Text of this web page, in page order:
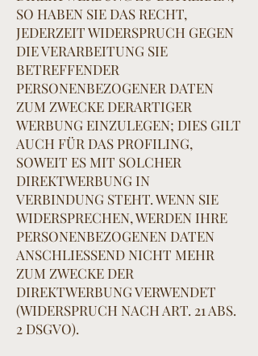
SO HABEN SIE DAS RECHT,
JEDERZEIT WIDERSPRUCH GEGEN
DIE VERARBEITUNG SIE
BETREFFENDER
PERSONENBEZOGENER DATEN
ZUM ZWECKE DERARTIGER
WERBUNG EINZULEGEN; DIES GILT
AUCH FÜR DAS PROFILING,
SOWEIT ES MIT SOLCHER
DIREKTWERBUNG IN
VERBINDUNG STEHT. WENN SIE
WIDERSPRECHEN, WERDEN IHRE
PERSONENBEZOGENEN DATEN
ANSCHLIESSEND NICHT MEHR
ZUM ZWECKE DER
DIREKTWERBUNG VERWENDET
(WIDERSPRUCH NACH ART. 21 ABS.
2 DSGVO).